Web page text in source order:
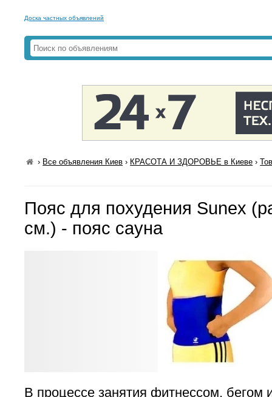
Доска частных объявлений
› Все объявления Киев › КРАСОТА И ЗДОРОВЬЕ в Киеве ›
Пояс для похудения Sunex
см.) - пояс сауна
В процессе занятия фитнессом, бегом